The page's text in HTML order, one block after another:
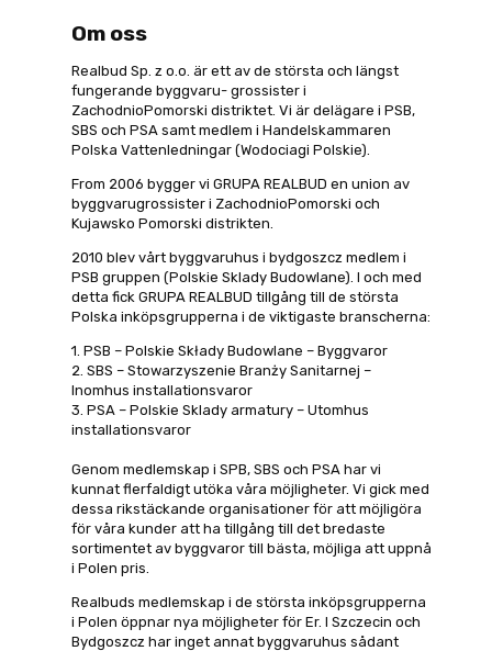
Om oss
Realbud Sp. z o.o. är ett av de största och längst
fungerande byggvaru- grossister i
ZachodnioPomorski distriktet. Vi är delägare i PSB,
SBS och PSA samt medlem i Handelskammaren
Polska Vattenledningar (Wodociagi Polskie).
From 2006 bygger vi GRUPA REALBUD en union av
byggvarugrossister i ZachodnioPomorski och
Kujawsko Pomorski distrikten.
2010 blev vårt byggvaruhus i bydgoszcz medlem i
PSB gruppen (Polskie Sklady Budowlane). I och med
detta fick GRUPA REALBUD tillgång till de största
Polska inköpsgrupperna i de viktigaste branscherna:
1. PSB – Polskie Składy Budowlane – Byggvaror
2. SBS – Stowarzyszenie Branży Sanitarnej –
Inomhus installationsvaror
3. PSA – Polskie Sklady armatury – Utomhus
installationsvaror
Genom medlemskap i SPB, SBS och PSA har vi
kunnat flerfaldigt utöka våra möjligheter. Vi gick med
dessa rikstäckande organisationer för att möjligöra
för våra kunder att ha tillgång till det bredaste
sortimentet av byggvaror till bästa, möjliga att uppnå
i Polen pris.
Realbuds medlemskap i de största inköpsgrupperna
i Polen öppnar nya möjligheter för Er. I Szczecin och
Bydgoszcz har inget annat byggvaruhus sådant